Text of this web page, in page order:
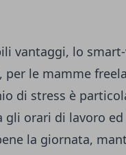
vantaggi, lo
le mamme
di stress è
gli orari di lavoro
la giornata,